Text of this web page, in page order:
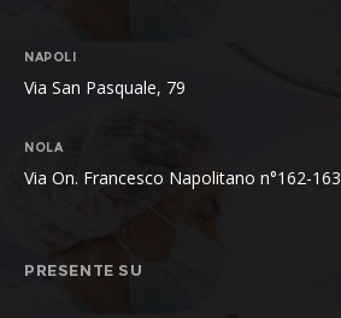
NAPOLI
Via San Pasquale, 79
NOLA
Via On. Francesco Napolitano n°162-163
PRESENTE SU